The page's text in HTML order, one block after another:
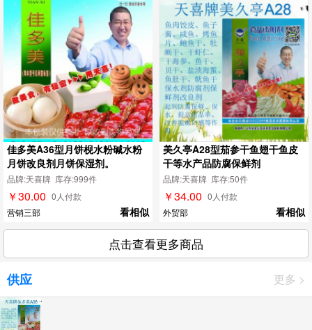
佳多美A36型月饼枧水粉碱水粉
月饼改良剂月饼保湿剂。
品牌:天喜牌 库存:999件
￥30.00 0人付款
营销三部
看相似
美久亭A28型茄参干鱼翅干鱼皮
干等水产品防腐保鲜剂
品牌:天喜牌 库存:50件
￥34.00 0人付款
外贸部
看相似
点击查看更多商品
供应 更多 >